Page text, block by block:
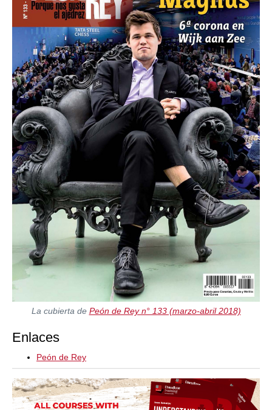
La cubierta de Peón de Rey n° 133 (marzo-abril 2018)
Enlaces
Peón de Rey